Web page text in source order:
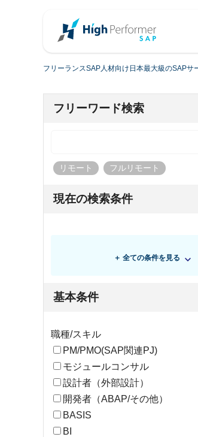
フリーランスSAP人材向け日本最大級のSAPサ
フリーワード検索
リモート フルリモート
現在の検索条件
＋ 全ての条件を見る
基本条件
職種/スキル
PM/PMO(SAP関連PJ)
モジュールコンサル
設計者（外部設計）
開発者（ABAP/その他）
BASIS
BI